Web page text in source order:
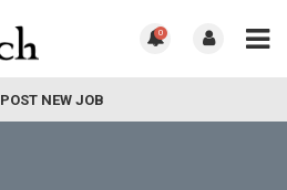
0
POST NEW JOB